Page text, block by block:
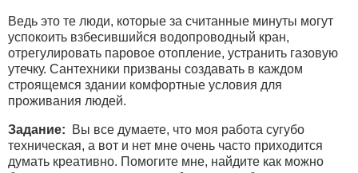
Ведь это те люди, которые за считанные минуты могут
успокоить взбесившийся водопроводный кран,
отрегулировать паровое отопление, устранить газовую
утечку. Сантехники призваны создавать в каждом
строящемся здании комфортные условия для
проживания людей.
Задание:
Вы все думаете, что моя работа сугубо
техническая, а вот и нет мне очень часто приходится
думать креативно. Помогите мне, найдите как можно